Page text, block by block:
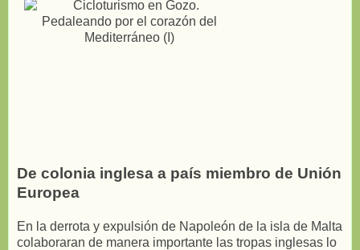
De colonia inglesa a país miembro de Unión
Europea
En la derrota y expulsión de Napoleón de la isla de Malta
colaboraran de manera importante las tropas inglesas lo